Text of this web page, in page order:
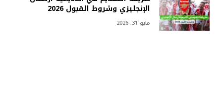
الإنجليزي وشروط القبول 2026
مايو 31, 2026